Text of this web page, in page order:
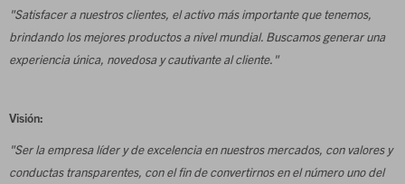
"Satisfacer a nuestros clientes, el activo más importante que tenemos,
brindando los mejores productos a nivel mundial. Buscamos generar una
experiencia única, novedosa y cautivante al cliente."
Visión:
"Ser la empresa líder y de excelencia en nuestros mercados, con valores y
conductas transparentes, con el fin de convertirnos en el número uno del